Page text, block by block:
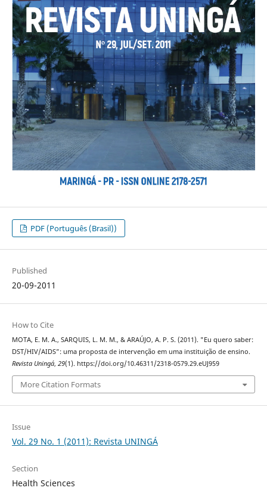
PDF (Português (Brasil))
Published
20-09-2011
How to Cite
MOTA, E. M. A., SARQUIS, L. M. M., & ARAÚJO, A. P. S. (2011). "Eu quero saber:
DST/HIV/AIDS”: uma proposta de intervenção em uma instituição de ensino.
Revista Uningá, 29(1). https://doi.org/10.46311/2318-0579.29.eUJ959
More Citation Formats
Issue
Vol. 29 No. 1 (2011): Revista UNINGÁ
Section
Health Sciences